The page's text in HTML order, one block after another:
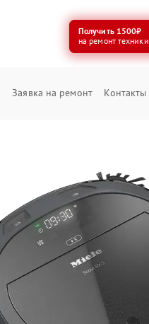
Получить 1500₽
на ремонт техники
Заявка на ремонт Контакты